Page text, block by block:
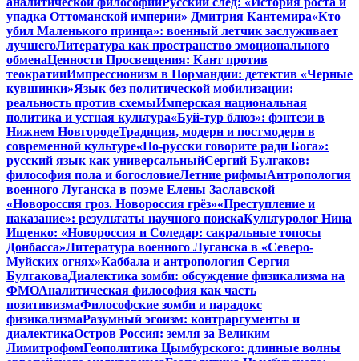
упадка Оттоманской империи» Дмитрия Кантемира«Кто
убил Маленького принца»: военный летчик заслуживает
лучшегоЛитература как пространство эмоционального
обменаЦенности Просвещения: Кант против
теократииИмпрессионизм в Нормандии: детектив «Черные
кувшинки»Язык без политической мобилизации:
реальность против схемыИмперская национальная
политика и устная культура«Буй-тур блюз»: фэнтези в
Нижнем НовгородеТрадиция, модерн и постмодерн в
современной культуре«По-русски говорите ради Бога»:
русский язык как универсальныйСергий Булгаков:
философия пола и богословиеЛетние рифмыАнтропология
военного Луганска в поэме Елены Заславской
«Новороссия гроз. Новороссия грёз»«Преступление и
наказание»: результаты научного поискаКультуролог Нина
Ищенко: «Новороссия и Соледар: сакральные топосы
Донбасса»Литература военного Луганска в «Северо-
Муйских огнях»Каббала и антропология Сергия
БулгаковаДиалектика зомби: обсуждение физикализма на
ФМОАналитическая философия как часть
позитивизмаФилософские зомби и парадокс
физикализмаРазумный эгоизм: контраргументы и
диалектикаОстров Россия: земля за Великим
ЛимитрофомГеополитика Цымбурского: длинные волны